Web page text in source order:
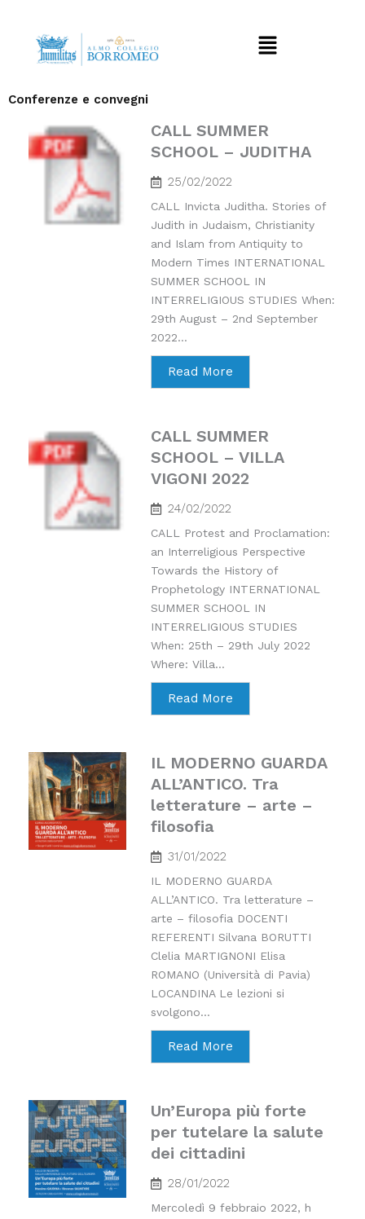
contenuto
Menu
Conferenze e convegni
CALL SUMMER
SCHOOL – JUDITHA
25/02/2022
CALL Invicta Juditha. Stories of
Judith in Judaism, Christianity
and Islam from Antiquity to
Modern Times INTERNATIONAL
SUMMER SCHOOL IN
INTERRELIGIOUS STUDIES When:
29th August – 2nd September
2022...
Read More
CALL SUMMER
SCHOOL – VILLA
VIGONI 2022
24/02/2022
CALL Protest and Proclamation:
an Interreligious Perspective
Towards the History of
Prophetology INTERNATIONAL
SUMMER SCHOOL IN
INTERRELIGIOUS STUDIES
When: 25th – 29th July 2022
Where: Villa...
Read More
IL MODERNO GUARDA
ALL’ANTICO. Tra
letterature – arte –
filosofia
31/01/2022
IL MODERNO GUARDA
ALL’ANTICO. Tra letterature –
arte – filosofia DOCENTI
REFERENTI Silvana BORUTTI
Clelia MARTIGNONI Elisa
ROMANO (Università di Pavia)
LOCANDINA Le lezioni si
svolgono...
Read More
Un’Europa più forte
per tutelare la salute
dei cittadini
28/01/2022
Mercoledì 9 febbraio 2022, h